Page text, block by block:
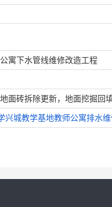
寓下水管线维修改造工程
面砖拆除更新，地面挖掘
兴城教学基地教师公寓排水